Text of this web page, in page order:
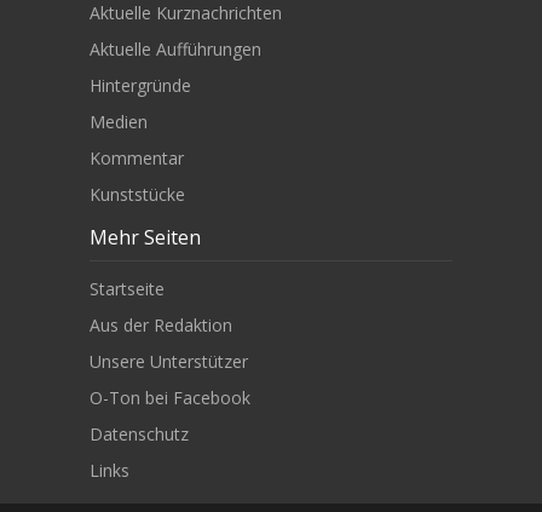
Aktuelle Kurznachrichten
Aktuelle Aufführungen
Hintergründe
Medien
Kommentar
Kunststücke
Mehr Seiten
Startseite
Aus der Redaktion
Unsere Unterstützer
O-Ton bei Facebook
Datenschutz
Links